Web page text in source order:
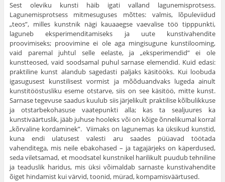
Sest oleviku kunsti häib igati valland lagunemisprotsess.
Lagunemisprotsess mitmesuguses mõttes: valmis, lõpuleviidud
„teos”, milles kunstnik nägi kauaaegse vaeva­lise töö tipppunkti,
laguneb eksperimenditamiseks ja uute kunstivahendite
proovimiseks; proovimine ei ole aga mingi­sugune kunstilooming,
vaid paremal juhtul selle eelaste, ja „eksperimendid” ei ole
kunstteosed, vaid soodsamal puhul sarnase elemendid. Kuid edasi:
praktiline kunst alandub sagedasti paljaks käsitööks. Kui loobuda
igasugusest kunsti­lisest vormist ja mõõduandvaks lugeda ainult
kunstitööstusliku eseme otstarve, siis on see käsitöö, mitte kunst.
Sarnase tegevuse saadus kuulub siis järjelikult praktilise kõlbulikkuse
ja otstarbekohasuse vaatepunkti alla; kas ta sealjuures ka
kunstiväärtuslik, jääb juhuse hooleks või on kõige õnneli­kumal korral
„kõrvaline kordaminek”. Viimaks on lagune­mas ka üksikud kunstid,
kuna endi ulatusest valesti aru saa­des püüavad töötada
vahenditega, mis neile ebakohased – ja tagajärjeks on käperdused,
seda viletsamad, et moodsatel kunstnikel harilikult puudub tehniline
ja teaduslik hari­dus, mis üksi võimaldab sarnaste kunstivahendite
õiget hin­damist kui värvid, toonid, mürad, kompamisväärtused.